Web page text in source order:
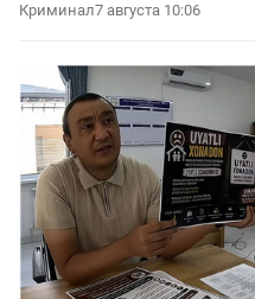
Криминал7 августа 10:06